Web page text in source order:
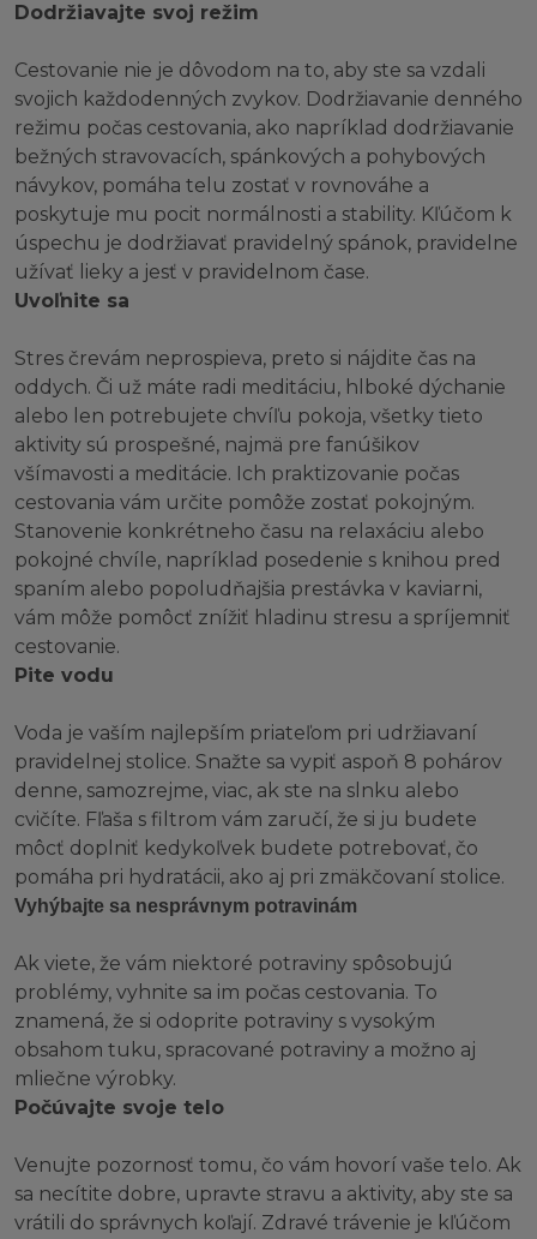
Dodržiavajte svoj režim
Cestovanie nie je dôvodom na to, aby ste sa vzdali
svojich každodenných zvykov. Dodržiavanie denného
režimu počas cestovania, ako napríklad dodržiavanie
bežných stravovacích, spánkových a pohybových
návykov, pomáha telu zostať v rovnováhe a
poskytuje mu pocit normálnosti a stability. Kľúčom k
úspechu je dodržiavať pravidelný spánok, pravidelne
užívať lieky a jesť v pravidelnom čase.
Uvoľnite sa
Stres črevám neprospieva, preto si nájdite čas na
oddych. Či už máte radi meditáciu, hlboké dýchanie
alebo len potrebujete chvíľu pokoja, všetky tieto
aktivity sú prospešné, najmä pre fanúšikov
všímavosti a meditácie. Ich praktizovanie počas
cestovania vám určite pomôže zostať pokojným.
Stanovenie konkrétneho času na relaxáciu alebo
pokojné chvíle, napríklad posedenie s knihou pred
spaním alebo popoludňajšia prestávka v kaviarni,
vám môže pomôcť znížiť hladinu stresu a spríjemniť
cestovanie.
Pite vodu
Voda je vaším najlepším priateľom pri udržiavaní
pravidelnej stolice. Snažte sa vypiť aspoň 8 pohárov
denne, samozrejme, viac, ak ste na slnku alebo
cvičíte. Fľaša s filtrom vám zaručí, že si ju budete
môcť doplniť kedykoľvek budete potrebovať, čo
pomáha pri hydratácii, ako aj pri zmäkčovaní stolice.
Vyhýbajte sa nesprávnym potravinám
Ak viete, že vám niektoré potraviny spôsobujú
problémy, vyhnite sa im počas cestovania. To
znamená, že si odoprite potraviny s vysokým
obsahom tuku, spracované potraviny a možno aj
mliečne výrobky.
Počúvajte svoje telo
Venujte pozornosť tomu, čo vám hovorí vaše telo. Ak
sa necítite dobre, upravte stravu a aktivity, aby ste sa
vrátili do správnych koľají. Zdravé trávenie je kľúčom